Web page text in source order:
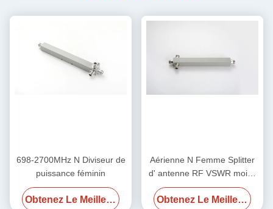
698-2700MHz N Diviseur de
puissance féminin
Obtenez Le Meilleur Prix
Aérienne N Femme Splitter
d' antenne RF VSWR moins
1,25 / moins 1,3 700-
4000MHz
Obtenez Le Meilleur Prix